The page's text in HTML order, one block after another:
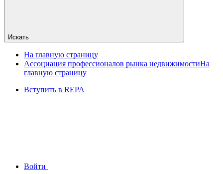
Искать
На главную страницу
Ассоциация профессионалов рынка недвижимостиНа
главную страницу
Вступить в REPA
Войти